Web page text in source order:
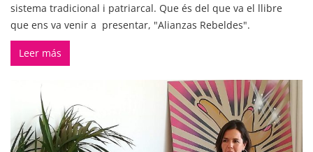
sistema tradicional i patriarcal. Que és del que va el llibre
que ens va venir a presentar, "Alianzas Rebeldes".
Leer más